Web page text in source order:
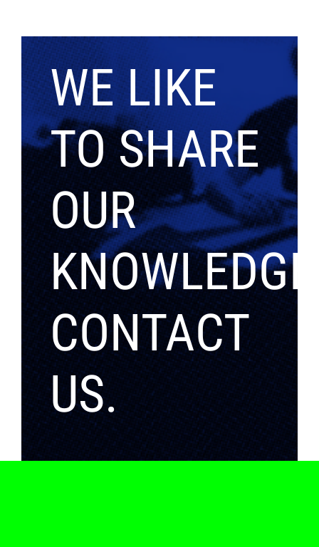
WE LIKE
TO SHARE
OUR
CONTACT
US.